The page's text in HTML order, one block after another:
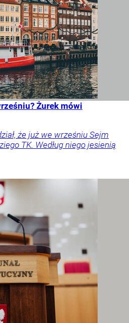
Żurek mówi
że już we wrześniu Sejm
TK. Według niego jesienią